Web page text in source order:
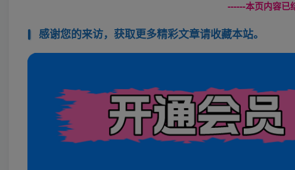
------本页内容已
感谢您的来访，获取更多精彩文章请收藏本站。